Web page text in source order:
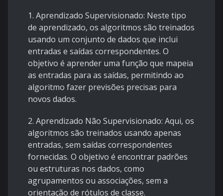
1. Aprendizado Supervisionado: Neste tipo
de aprendizado, os algoritmos são treinados
usando um conjunto de dados que inclui
entradas e saídas correspondentes. O
objetivo é aprender uma função que mapeia
as entradas para as saídas, permitindo ao
algoritmo fazer previsões precisas para
novos dados.
2. Aprendizado Não Supervisionado: Aqui, os
algoritmos são treinados usando apenas
entradas, sem saídas correspondentes
fornecidas. O objetivo é encontrar padrões
ou estruturas nos dados, como
agrupamentos ou associações, sem a
orientação de rótulos de classe.